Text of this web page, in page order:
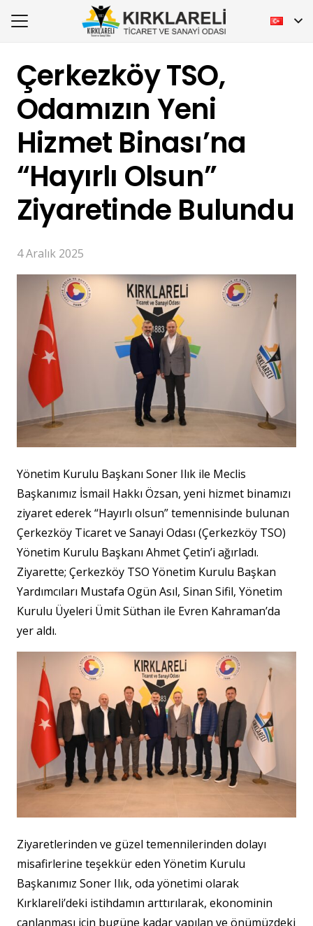
Çerkezköy TSO,
Odamızın Yeni
Hizmet Binası’na
“Hayırlı Olsun”
Ziyaretinde Bulundu
4 Aralık 2025
Yönetim Kurulu Başkanı Soner Ilık ile Meclis
Başkanımız İsmail Hakkı Özsan, yeni hizmet binamızı
ziyaret ederek “Hayırlı olsun” temennisinde bulunan
Çerkezköy Ticaret ve Sanayi Odası (Çerkezköy TSO)
Yönetim Kurulu Başkanı Ahmet Çetin’i ağırladı.
Ziyarette; Çerkezköy TSO Yönetim Kurulu Başkan
Yardımcıları Mustafa Ogün Asıl, Sinan Sifil, Yönetim
Kurulu Üyeleri Ümit Süthan ile Evren Kahraman’da
yer aldı.
Ziyaretlerinden ve güzel temennilerinden dolayı
misafirlerine teşekkür eden Yönetim Kurulu
Başkanımız Soner Ilık, oda yönetimi olarak
Kırklareli’deki istihdamın arttırılarak, ekonominin
canlanması için bugüne kadar yapılan ve önümüzdeki